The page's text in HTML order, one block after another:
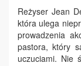
Reżyser Jean
która ulega
prowadzenia
pastora, który
uczuciami. Nie